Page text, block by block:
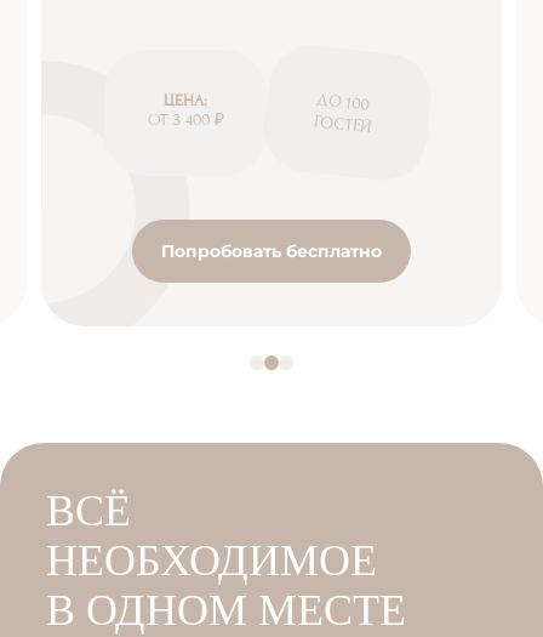
ЦЕНА:
ОТ 3 400 ₽
ДО 100
ГОСТЕЙ
Попробовать бесплатно
ВСЁ
НЕОБХОДИМОЕ
В ОДНОМ МЕСТЕ